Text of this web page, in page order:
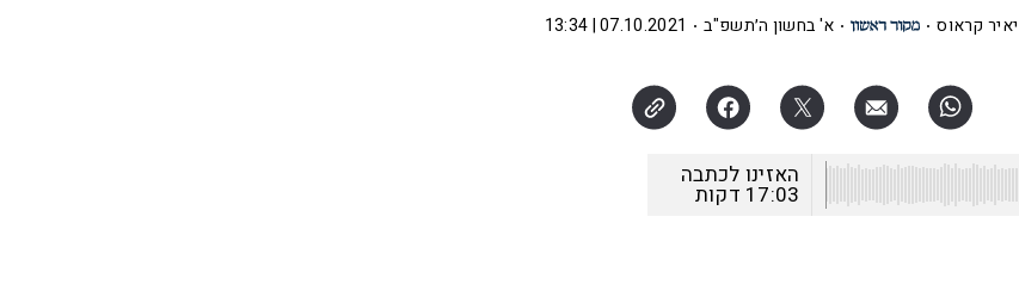
יאיר קראוס א' בחשון ה׳תשפ"ב 07.10.2021 | 13:34
האזינו לכתבה
17:03 דקות